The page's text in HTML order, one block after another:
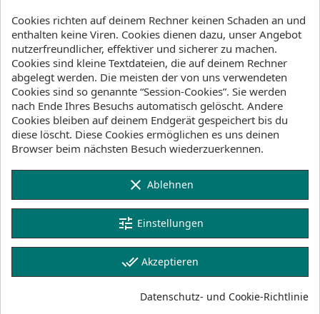
Key Features
100% recycled PU coated nylon 600D
5mm foam padding
Protect what you care about most - your gear.
Off white PE on outside bottom to keep
inside cool
Shoulder strap compatible
Attach any shoulder strap with two carabiners
Cookies richten auf deinem Rechner keinen Schaden an und
enthalten keine Viren. Cookies dienen dazu, unser Angebot
nutzerfreundlicher, effektiver und sicherer zu machen.
Cookies sind kleine Textdateien, die auf deinem Rechner
abgelegt werden. Die meisten der von uns verwendeten
Cookies sind so genannte “Session-Cookies”. Sie werden
nach Ende Ihres Besuchs automatisch gelöscht. Andere
Cookies bleiben auf deinem Endgerät gespeichert bis du
diese löscht. Diese Cookies ermöglichen es uns deinen
Browser beim nächsten Besuch wiederzuerkennen.
clear Ablehnen
tune Einstellungen
done_all Akzeptieren
Datenschutz- und Cookie-Richtlinie